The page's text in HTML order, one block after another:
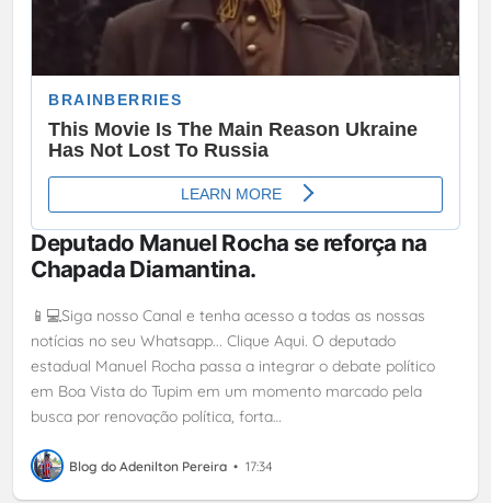
Deputado Manuel Rocha se reforça na
Chapada Diamantina.
📱💻Siga nosso Canal e tenha acesso a todas as nossas
notícias no seu Whatsapp... Clique Aqui. O deputado
estadual Manuel Rocha passa a integrar o debate político
em Boa Vista do Tupim em um momento marcado pela
busca por renovação política, forta…
Blog do Adenilton Pereira • 17:34